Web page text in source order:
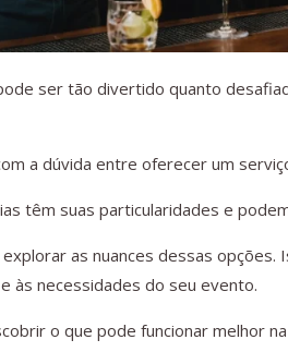
ser tão divertido quanto
a dúvida entre oferecer um
têm suas particularidades e
as nuances dessas opções.
às necessidades do seu evento.
o que pode funcionar melhor